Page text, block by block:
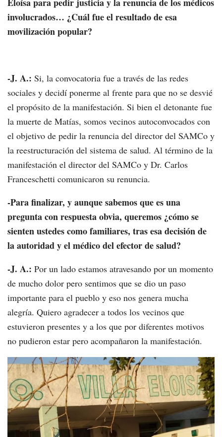
involucrados… ¿Cuál fue el resultado de esa
movilización popular?
-J. A.: Si, la convocatoria fue a través de las redes
sociales y decidí ponerme al frente para que no se desvié
el propósito de la manifestación. Si bien el detonante fue
la muerte de Matías, somos vecinos autoconvocados con
el objetivo de pedir la renuncia del director del SAMCo y
la reestructuración del sistema de salud. Al término de la
manifestación el director del SAMCo y Dr. Carlos
Franceschetti comunicaron su renuncia.
-Para finalizar, y aunque sabemos que es una
pregunta con respuesta obvia, queremos ¿cómo se
sienten ustedes como familiares, tras esa decisión de
la autoridad y el médicodel efector de salud?
-J. A.: Por un lado estamos atravesando por un momento
de mucho dolor pero sentimos que se dio un paso
importante para el pueblo y eso nos genera mucha
alegría. Quiero agradecer a todos los vecinos que
estuvieron presentes y a los que por diferentes motivos
no pudieron estar pero acompañaron la manifestación.